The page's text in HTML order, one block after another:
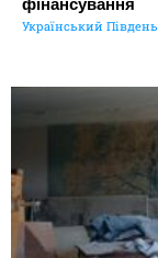
Український Південь